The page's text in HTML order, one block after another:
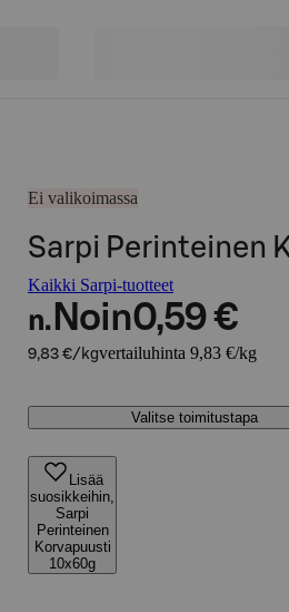
Ei valikoimassa
Sarpi Perinteinen
Kaikki Sarpi-tuotteet
n. Noin0,59 €
9,83 €/kgvertailuhinta 9,83 €/kg
Valitse toimitustapa
Lisää
suosikkeihin,
Sarpi
Perinteinen
Korvapuusti
10x60g